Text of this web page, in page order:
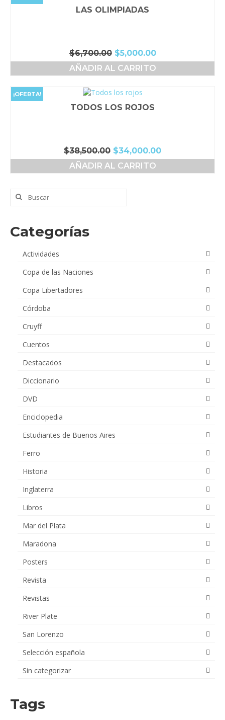
LAS OLIMPIADAS
$6,700.00 El
precio
original
$6,700.00.
$5,000.00El
precio
AÑADIR AL CARRITO
¡OFERTA!
TODOS LOS ROJOS
$38,500.00 El
precio
original
$38,500.00.
$34,000.00El
precio
AÑADIR AL CARRITO
Buscar
por:
Categorías
Actividades
Copa de las Naciones
Copa Libertadores
Córdoba
Cruyff
Cuentos
Destacados
Diccionario
DVD
Enciclopedia
Estudiantes de Buenos Aires
Ferro
Historia
Inglaterra
Libros
Mar del Plata
Maradona
Posters
Revista
Revistas
River Plate
San Lorenzo
Selección española
Sin categorizar
Tags